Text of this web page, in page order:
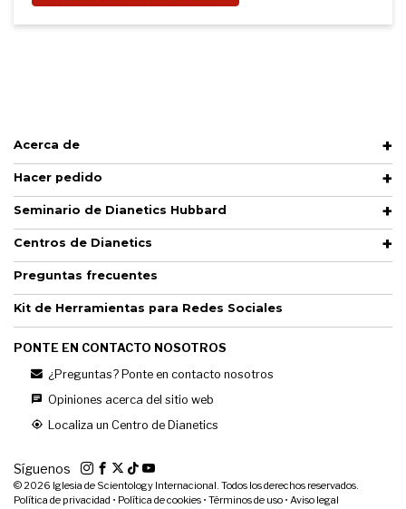
Acerca de
Hacer pedido
Seminario de Dianetics Hubbard
Centros de Dianetics
Preguntas frecuentes
Kit de Herramientas para Redes Sociales
PONTE EN CONTACTO NOSOTROS
¿Preguntas? Ponte en contacto nosotros
Opiniones acerca del sitio web
Localiza un Centro de Dianetics
Síguenos
© 2026 Iglesia de Scientology Internacional. Todos los derechos reservados.
Política de privacidad • Política de cookies • Términos de uso • Aviso legal